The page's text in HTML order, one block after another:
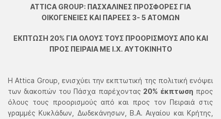
ΑΤΤΙCA GROUP: ΠΑΣΧΑΛΙΝΕΣ ΠΡΟΣΦΟΡΕΣ ΓΙΑ
ΟΙΚΟΓΕΝΕΙΕΣ ΚΑΙ ΠΑΡΕΕΣ 3- 5 ΑΤΟΜΩΝ
ΕΚΠΤΩΣΗ 20% ΓΙΑ ΟΛΟΥΣ ΤΟΥΣ ΠΡΟΟΡΙΣΜΟΥΣ ΑΠΟ ΚΑΙ
ΠΡΟΣ ΠΕΙΡΑΙΑ ΜΕ Ι.X. ΑΥΤΟΚΙΝΗΤΟ
Η Attica Group, ενισχύει την εκπτωτική της πολιτική ενόψει
των διακοπών του Πάσχα παρέχοντας 20% έκπτωση προς
όλους τους προορισμούς από και προς τον Πειραιά στις
γραμμές Κυκλάδων, Δωδεκάνησων, Β.Α. Αιγαίου και Κρήτης,